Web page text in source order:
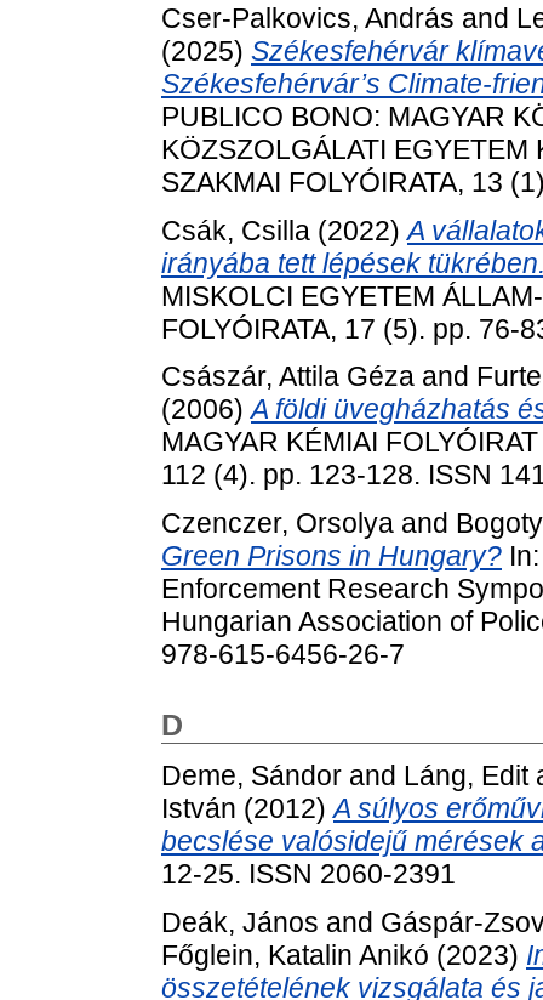
Cser-Palkovics, András and
(2025) Székesfehérvár
Székesfehérvár’s Climate-
PUBLICO BONO: MAGYAR
KÖZSZOLGÁLATI
SZAKMAI FOLYÓIRATA, 13
Csák, Csilla (2022)A
irányába tett lépések
MISKOLCI EGYETEM
FOLYÓIRATA, 17 (5). pp. 76-
Császár, Attila Géza and
(2006)A földi üvegházhatás
MAGYAR KÉMIAI
112 (4). pp. 123-128. ISSN
Czenczer, Orsolya and
Green Prisons in Hungary?
Enforcement Research
Hungarian Association of
978-615-6456-26-7
D
Deme, Sándor and Láng, Edit
István (2012)A súlyos
becslése valósidejű mérések
12-25. ISSN 2060-2391
Deák, János and Gáspár-
Főglein, Katalin Anikó (2023)
összetételének vizsgálata és